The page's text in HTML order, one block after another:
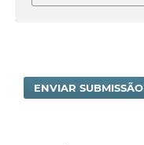
ENVIAR SUBMISSÃO